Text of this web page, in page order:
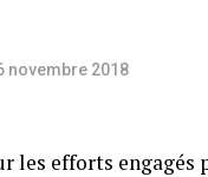
novembre 2018
les efforts